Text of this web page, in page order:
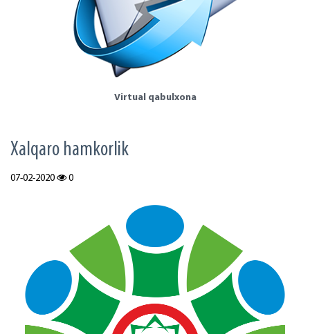
Virtual qabulxona
Xalqaro hamkorlik
07-02-2020 0